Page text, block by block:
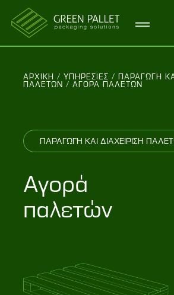
ΑΡΧΙΚΗ / ΥΠΗΡΕΣΊΕΣ / ΠΑΡΑΓΩΓΉ
ΠΑΛΕΤΏΝ / ΑΓΟΡΆ ΠΑΛΕΤΏΝ
Αγορά
παλετών
ΠΑΡΑΓΩΓΗ ΚΑΙ ΔΙΑΧΕΙΡΙΣΗ